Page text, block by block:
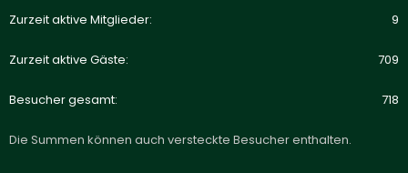
Zurzeit aktive Mitglieder 9
Zurzeit aktive Gäste 709
Besucher gesamt 718
Die Summen können auch versteckte Besucher enthalten.